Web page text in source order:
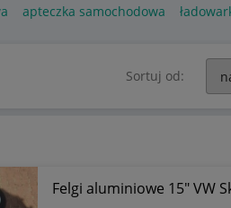
apteczka samochodowa
Sortuj od:
Felgi aluminiowe 15" VW